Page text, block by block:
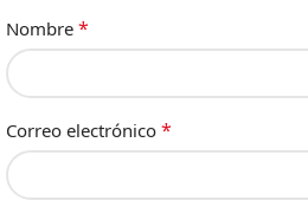
Nombre *
Correo electrónico *